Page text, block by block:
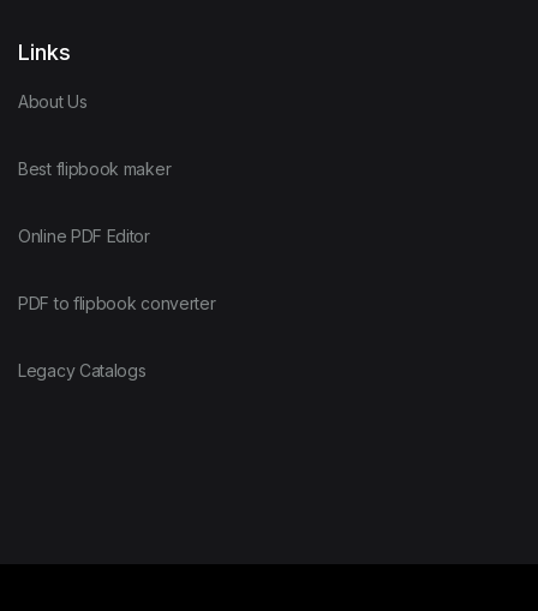
Links
About Us
Best flipbook maker
Online PDF Editor
PDF to flipbook converter
Legacy Catalogs